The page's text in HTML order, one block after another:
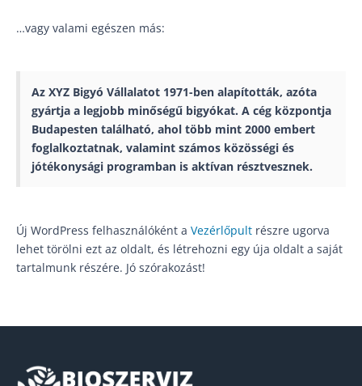
…vagy valami egészen más:
Az XYZ Bigyó Vállalatot 1971-ben alapították, azóta
gyártja a legjobb minőségű bigyókat. A cég központja
Budapesten található, ahol több mint 2000 embert
foglalkoztatnak, valamint számos közösségi és
jótékonysági programban is aktívan résztvesznek.
Új WordPress felhasználóként a Vezérlőpult részre ugorva
lehet törölni ezt az oldalt, és létrehozni egy úja oldalt a saját
tartalmunk részére. Jó szórakozást!